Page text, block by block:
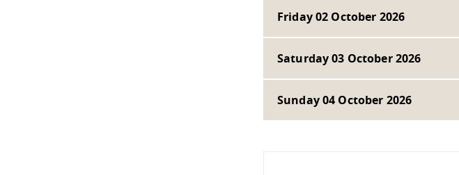
Friday 02 October 2026
Saturday 03 October 2026
Sunday 04 October 2026